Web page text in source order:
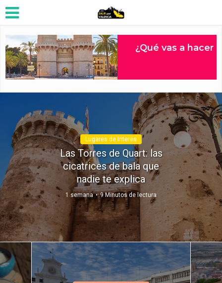
Lugares de Interes
Las Torres de Quart: las
cicatrices de bala que
nadie te explica
1 semana 9 Minutos de lectura